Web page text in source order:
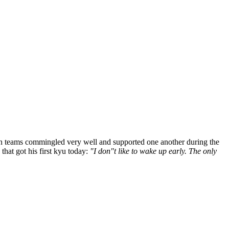
commingled very well and supported one another during the
got his first kyu today: "I don"t like to wake up early. The only